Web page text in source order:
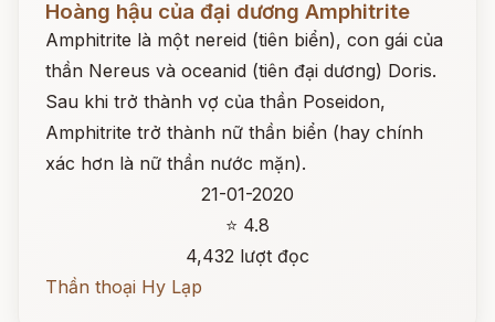
Hoàng hậu của đại dương Amphitrite
Amphitrite là một nereid (tiên biển), con gái của
thần Nereus và oceanid (tiên đại dương) Doris.
Sau khi trở thành vợ của thần Poseidon,
Amphitrite trở thành nữ thần biển (hay chính
xác hơn là nữ thần nước mặn).
21-01-2020
⭐ 4.8
4,432 lượt đọc
Thần thoại Hy Lạp